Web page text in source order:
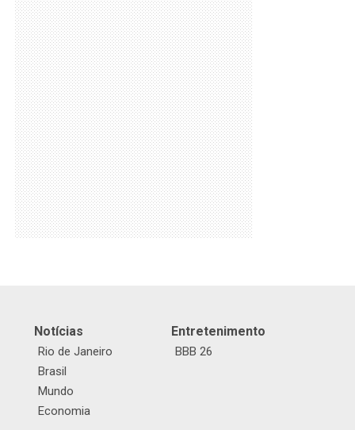
Notícias
Rio de Janeiro
Brasil
Mundo
Economia
Entretenimento
BBB 26